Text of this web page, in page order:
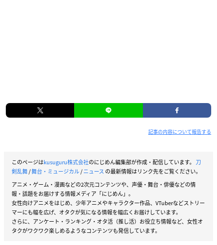
記事の内容について報告する
このページはkusuguru株式会社のにじめん編集部が作成・配信しています。 刀
剣乱舞/舞台・ミュージカル/ニュース の最新情報はリンク先をご覧ください。
アニメ・ゲーム・漫画などの2次元コンテンツや、声優・舞台・俳優などの情
報・話題をお届けする情報メディア「にじめん」。
女性向けアニメをはじめ、少年アニメやキャラクター作品、VTuberなどストリー
マーにも幅を広げ、オタクが気になる情報を幅広くお届けしています。
さらに、アンケート・ランキング・オタ活（推し活）お役立ち情報など、女性オ
タクがワクワク楽しめるようなコンテンツも発信しています。